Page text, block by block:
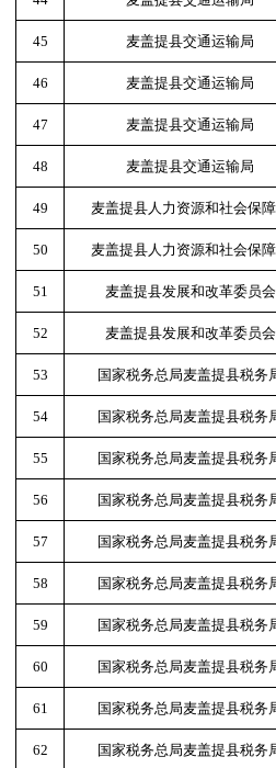
45 麦盖提县交通运输局
46 麦盖提县交通运输局
47 麦盖提县交通运输局
48 麦盖提县交通运输局
49 麦盖提县人力资源和社会保
50 麦盖提县人力资源和社会保
51 麦盖提县发展和改革委员会
52 麦盖提县发展和改革委员会
53 国家税务总局麦盖提县税务
54 国家税务总局麦盖提县税务
55 国家税务总局麦盖提县税务
56 国家税务总局麦盖提县税务
57 国家税务总局麦盖提县税务
58 国家税务总局麦盖提县税务
59 国家税务总局麦盖提县税务
60 国家税务总局麦盖提县税务
61 国家税务总局麦盖提县税务
62 国家税务总局麦盖提县税务